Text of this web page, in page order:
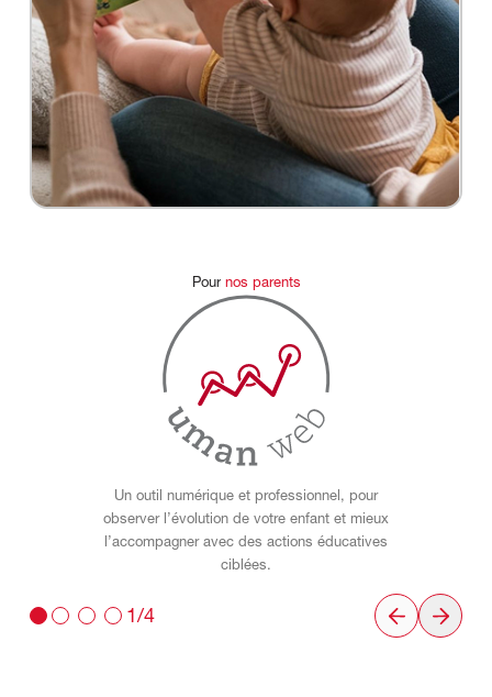
Pour nos parents
Un outil numérique et professionnel, pour
observer l’évolution de votre enfant et mieux
l’accompagner avec des actions éducatives
ciblées.
1/4